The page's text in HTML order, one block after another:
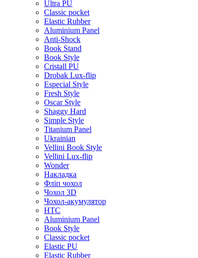
Ultra PU
Classic pocket
Elastic Rubber
Aluminium Panel
Anti-Shock
Book Stand
Book Style
Cristall PU
Drobak Lux-flip
Especial Style
Fresh Style
Oscar Style
Shaggy Hard
Simple Style
Titanium Panel
Ukrainian
Vellini Book Style
Vellini Lux-flip
Wonder
Накладка
Фліп чохол
Чохол 3D
Чохол-акумулятор
HTC
Aluminium Panel
Book Style
Classic pocket
Elastic PU
Elastic Rubber